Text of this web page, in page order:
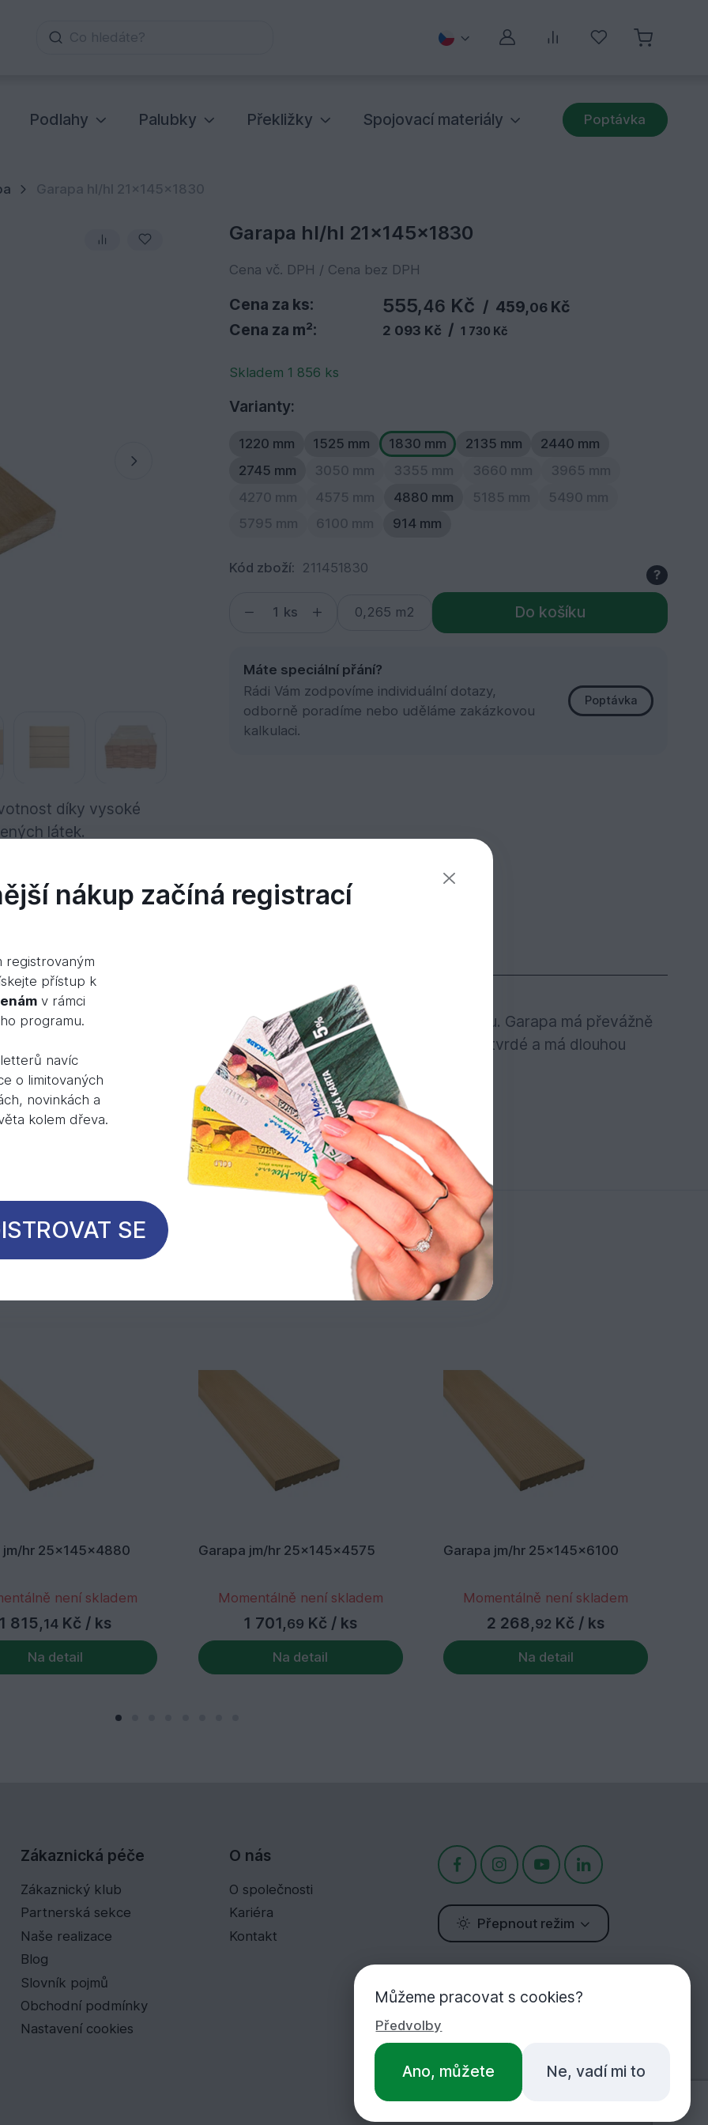
Co hledáte? Můj účetPorovnávání
Oblíbené
Podlahy Palubky Překližky Spojovací materiály Poptávka
Garapa hl/hl 21x145x1830
díky vysoké
látek.
Garapa hl/hl 21x145x1830
Cena vč. DPH / Cena bez DPH
Cena za ks: 555,46 Kč / 459,06Kč
Cena za m²:
2 093 Kč / 1 730 Kč
Skladem 1 856 ks
Varianty:
1220 mm 1525 mm 1830 mm 2135 mm
2440 mm
2745 mm
3050 mm 3355 mm 3660 mm
3965 mm
4270 mm
4575 mm 4880 mm 5185 mm
5490 mm
5795 mm
6100 mm 914 mm
Kód zboží: 211451830 ?
ks Do košíku
Máte speciální přání?
Rádi Vám zodpovíme individuální dotazy,
odborně poradíme nebo uděláme zakázkovou
kalkulaci.
Poptávka
na vzduchu na povrchu částečně tmavne na středně hnědou barvu. Garapa má převážně
prkny jsou přirozené, nejsou však silně markantní. Dřevo je velmi tvrdé a má dlouhou
ve dřevě obsažených látek.
– 8 mm
Mohlo by Vás zajímat
jm/hr 25x145x4880
není skladem
1 815,14 Kč / ks
Na detail
Garapa jm/hr 25x145x4575
Momentálně není skladem
1 701,69 Kč / ks
Na detail
Garapa jm/hr 25x145x6100
Momentálně není skladem
2 268,92 Kč / ks
Na detail
Zákaznická péče
Zákaznický klub
Partnerská sekce
Naše realizace
Blog
Slovník pojmů
Obchodní podmínky
Nastavení cookies
O nás
O společnosti
Kariéra
Kontakt
Přepnout režim
Jsme tu pro Vás!
+420 283 933 452
PO-PÁ 7:00-16:30
Můžeme pracovat s cookies?
Předvolby
Ano, můžete Ne, vadí mi to
nákup začíná registrací
registrovaným
přístup k
v rámci
programu.
navíc
o limitovaných
novinkách a
kolem dřeva.
SE